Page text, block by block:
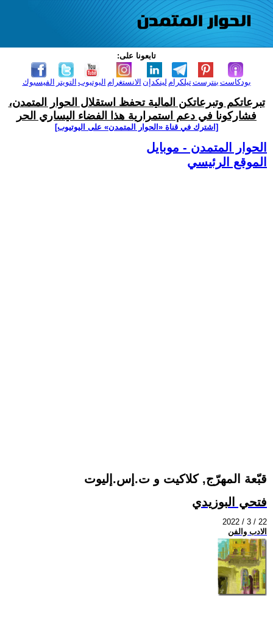
تابعونا على:
الفيسبوك التويتر اليوتيوب الانستغرام لينكدإن تيلكرامبنترست بودكاست
تبرعاتكم وتبرعاتكن المالية تحفظ استقلال الحوار المتمدن،
فشاركونا في دعم استمرارية هذا الفضاء اليساري الحر
[اشترك في قناة ‫«الحوار المتمدن» على اليوتيوب]
الحوار المتمدن - موبايل
الموقع الرئيسي
قبّعة المهرّج, كلاكيت و ت.إس.إليوت
فتحي البوزيدي
2022 / 3 / 22
الادب والفن